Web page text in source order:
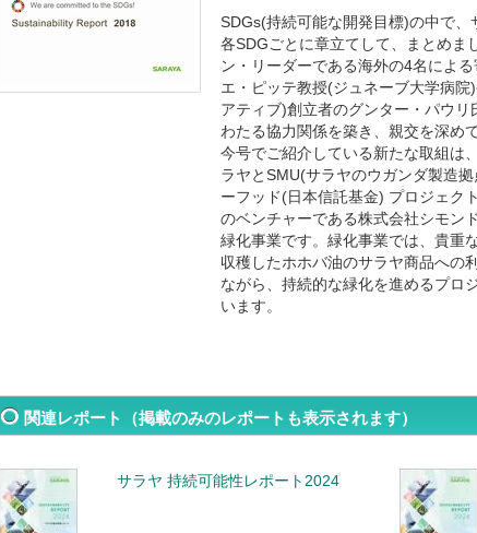
SDGs(持続可能な開発目標)の中で、
各SDGごとに章立てして、まとめま
ン・リーダーである海外の4名によ
エ・ピッテ教授(ジュネーブ大学病
アティブ)創立者のグンター・パウ
わたる協力関係を築き、親交を深め
今号でご紹介している新たな取組は
ラヤとSMU(サラヤのウガンダ製造
ーフッド(日本信託基金) プロジェク
のベンチャーである株式会社シモン
緑化事業です。緑化事業では、貴重
収穫したホホバ油のサラヤ商品への
ながら、持続的な緑化を進めるプロ
います。
関連レポート（掲載のみのレポートも表示されます）
サラヤ 持続可能性レポート2024